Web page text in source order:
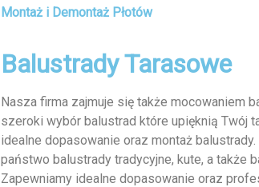
Montaż i Demontaż Płotów
Balustrady Tarasowe
Nasza firma zajmuje się także mocowaniem
szeroki wybór balustrad które upięknią Twój
idealne dopasowanie oraz montaż
państwo balustrady tradycyjne, kute, a także
Zapewniamy idealne dopasowanie oraz